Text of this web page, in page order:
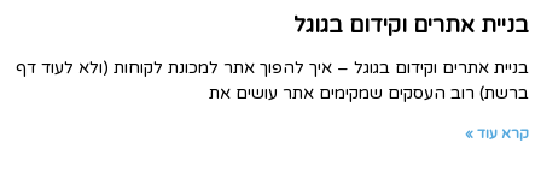
בניית אתרים וקידום בגוגל
בניית אתרים וקידום בגוגל – איך להפוך אתר למכונת לקוחות (ולא לעוד דף
ברשת) רוב העסקים שמקימים אתר עושים את
קרא עוד »